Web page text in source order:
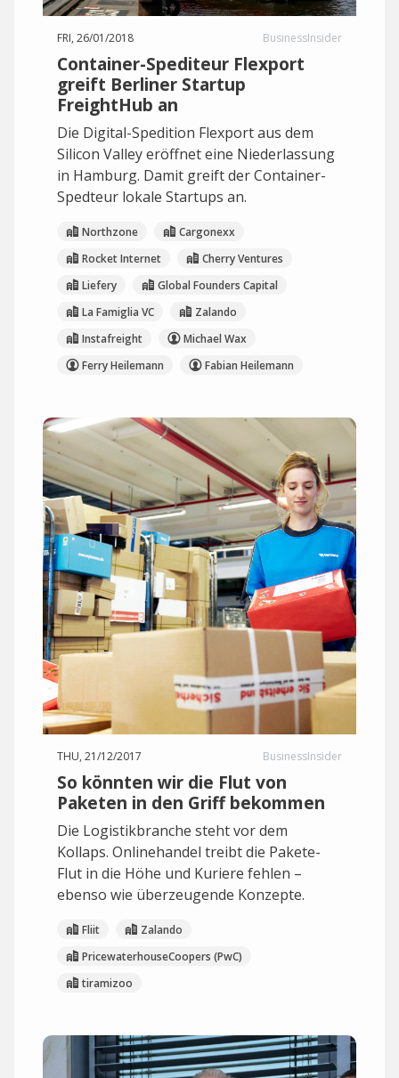
FRI, 26/01/2018 BusinessInsider
Container-Spediteur Flexport
greift Berliner Startup
FreightHub an
Die Digital-Spedition Flexport aus dem
Silicon Valley eröffnet eine Niederlassung
in Hamburg. Damit greift der Container-
Spedteur lokale Startups an.
Northzone
Cargonexx
Rocket Internet
Cherry Ventures
Liefery
Global Founders Capital
La Famiglia VC
Zalando
Instafreight
Michael Wax
Ferry Heilemann
Fabian Heilemann
THU, 21/12/2017 BusinessInsider
So könnten wir die Flut von
Paketen in den Griff bekommen
Die Logistikbranche steht vor dem
Kollaps. Onlinehandel treibt die Pakete-
Flut in die Höhe und Kuriere fehlen –
ebenso wie überzeugende Konzepte.
Fliit
Zalando
PricewaterhouseCoopers (PwC)
tiramizoo